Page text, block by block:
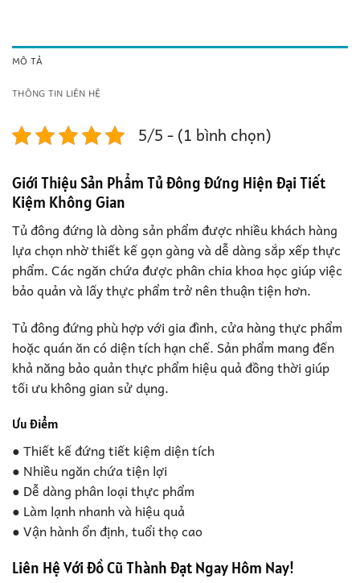
MÔ TẢ
THÔNG TIN LIÊN HỆ
5/5 - (1 bình chọn)
Giới Thiệu Sản Phẩm Tủ Đông Đứng Hiện Đại Tiết
Kiệm Không Gian
Tủ đông đứng là dòng sản phẩm được nhiều khách hàng
lựa chọn nhờ thiết kế gọn gàng và dễ dàng sắp xếp thực
phẩm. Các ngăn chứa được phân chia khoa học giúp việc
bảo quản và lấy thực phẩm trở nên thuận tiện hơn.
Tủ đông đứng phù hợp với gia đình, cửa hàng thực phẩm
hoặc quán ăn có diện tích hạn chế. Sản phẩm mang đến
khả năng bảo quản thực phẩm hiệu quả đồng thời giúp
tối ưu không gian sử dụng.
Ưu điểm
● Thiết kế đứng tiết kiệm diện tích
● Nhiều ngăn chứa tiện lợi
● Dễ dàng phân loại thực phẩm
● Làm lạnh nhanh và hiệu quả
● Vận hành ổn định, tuổi thọ cao
Liên Hệ Với Đồ Cũ Thành Đạt Ngay Hôm Nay!